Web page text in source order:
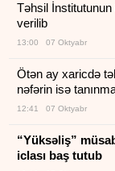
Təhsil İnstitutunun
verilib
13:00 07 Oktyabr
Ötən ay xaricdə
nəfərin isə
12:41 07 Oktyabr
“Yüksəliş”
iclası baş tutub